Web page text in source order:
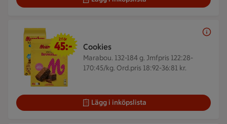
Cookies
Marabou. 132-184 g. Jmfpris 122:28-
170:45/kg. Ord.pris 18:92-36:81 kr.
2 för 45 kr
2 för
45:-
Lägg i inköpslista